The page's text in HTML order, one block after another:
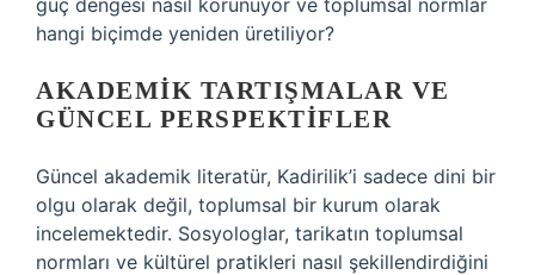
güç dengesi nasıl korunuyor ve toplumsal normlar
hangi biçimde yeniden üretiliyor?
AKADEMIK TARTIŞMALAR VE
GÜNCEL PERSPEKTIFLER
Güncel akademik literatür, Kadirilik’i sadece dini bir
olgu olarak değil, toplumsal bir kurum olarak
incelemektedir. Sosyologlar, tarikatın toplumsal
normları ve kültürel pratikleri nasıl şekillendirdiğini